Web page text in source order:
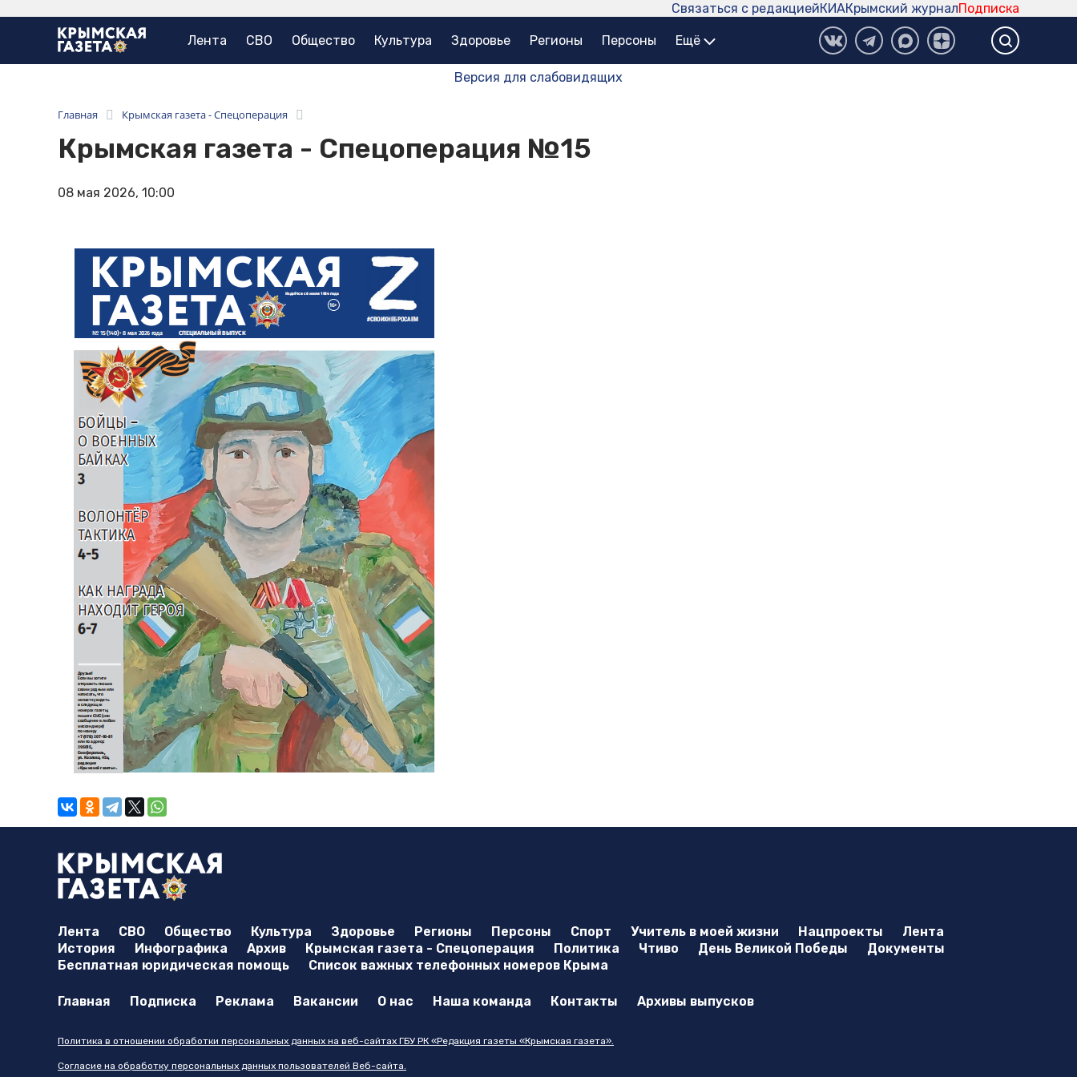
Подписка
Крымский журнал
КИА
Связаться с редакцией
Лента СВО Общество Культура Здоровье Регионы Персоны Ещё
Версия для слабовидящих
Главная Крымская газета - Спецоперация
Крымская газета - Спецоперация №15
08 мая 2026, 10:00
Лента СВО Общество Культура Здоровье Регионы Персоны Спорт Учитель в моей жизни Нацпроекты
Лента
История
Инфографика Архив Крымская газета - Спецоперация Политика Чтиво День Великой Победы
Документы
Бесплатная юридическая помощь
Список важных телефонных номеров Крыма
Главная Подписка Реклама Вакансии О нас Наша команда Контакты Архивы выпусков
Политика в отношении обработки персональных данных на веб-сайтах ГБУ РК «Редакция газеты «Крымская газета».
Согласие на обработку персональных данных пользователей Веб-сайта.